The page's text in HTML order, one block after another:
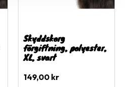
Skyddskorg
förgiftning, polyester,
XL, svart
149,00 kr